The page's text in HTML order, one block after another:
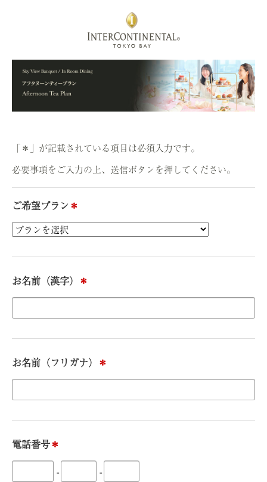
「＊」が記載されている項目は必須入力です。
必要事項をご入力の上、送信ボタンを押してください。
ご希望プラン ＊
お名前（漢字） ＊
お名前（フリガナ） ＊
電話番号＊
- -